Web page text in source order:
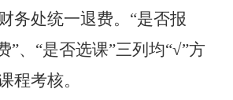
务处统一退费。“是否报
”、“是否选课”三列均“√”方
程考核。